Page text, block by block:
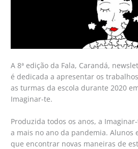
A 8ª edição da Fala, Carandá,
é dedicada a apresentar os
as turmas da escola durante 2020
Imaginar-te.
Produzida todos os anos, a
a mais no ano da pandemia. Alunos
que encontrar novas maneiras de